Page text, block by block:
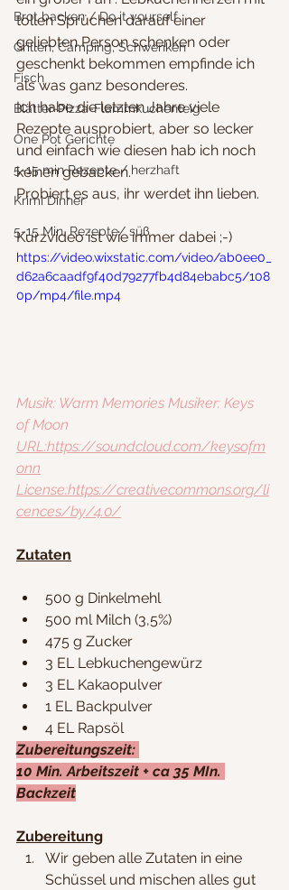
Brot backen / Do it yourself
Grillen, Camping, Schwenken
Fisch
Blätter-Pizza-Flammkuchenteig
One Pot Gerichte
5-15 min Rezepte / herzhaft
Krimi Dinner
5-15 Min. Rezepte/ süß
tollen Sprüchen darauf einer
geliebten Person schenken oder
geschenkt bekommen empfinde ich
als was ganz besonderes.
Ich habe die letzten Jahre viele
Rezepte ausprobiert, aber so lecker
und einfach wie diesen hab ich noch
keinen gebacken.
Probiert es aus, ihr werdet ihn lieben.
Kurzvideo ist wie immer dabei ;-)
https://video.wixstatic.com/video/ab0ee0_
d62a6caadf9f40d79277fb4d84ebabc5/108
0p/mp4/file.mp4
Musik: Warm Memories Musiker: Keys
of Moon
URL:https://soundcloud.com/keysofm
onn
License:https://creativecommons.org/li
cences/by/4.0/
Zutaten
500 g Dinkelmehl
500 ml Milch (3,5%)
475 g Zucker
3 EL Lebkuchengewürz
3 EL Kakaopulver
1 EL Backpulver
4 EL Rapsöl
Zubereitungszeit:
10 Min. Arbeitszeit + ca 35 MIn.
Backzeit
Zubereitung
Wir geben alle Zutaten in eine
Schüssel und mischen alles gut